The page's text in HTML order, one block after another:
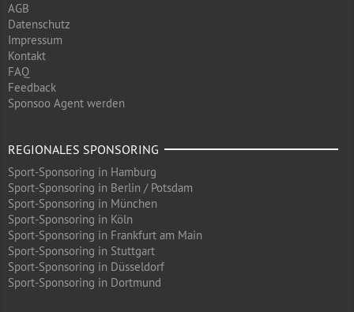
AGB
Datenschutz
Impressum
Kontakt
FAQ
Feedback
Sponsoo Agent werden
REGIONALES SPONSORING
Sport-Sponsoring in Hamburg
Sport-Sponsoring in Berlin / Potsdam
Sport-Sponsoring in München
Sport-Sponsoring in Köln
Sport-Sponsoring in Frankfurt am Main
Sport-Sponsoring in Stuttgart
Sport-Sponsoring in Düsseldorf
Sport-Sponsoring in Dortmund